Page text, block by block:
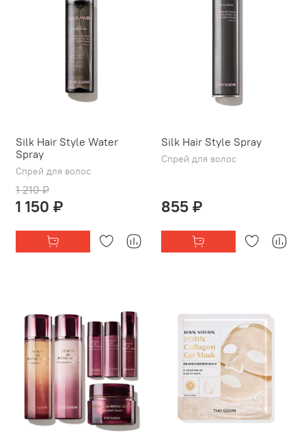
Silk Hair Style Water
Spray
Спрей для волос
1 210 ₽
1 150 ₽
Silk Hair Style Spray
Спрей для волос
855 ₽